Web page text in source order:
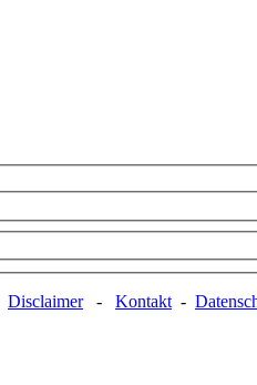
Disclaimer- Kontakt -